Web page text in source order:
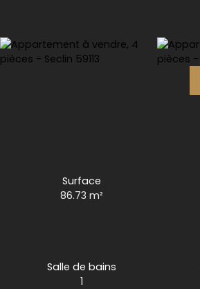
Surface
86.73m²
Salle de bains
1